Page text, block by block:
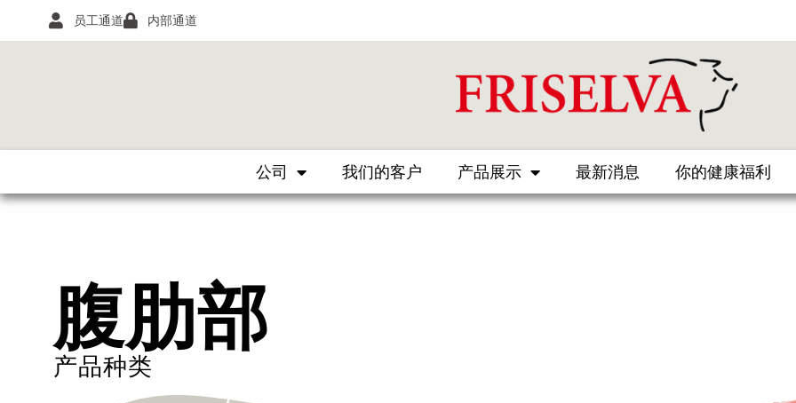
员工通道 内部通道
公司 我们的客户 产品展示 最新消息 你的健康福利
腹肋部
产品种类